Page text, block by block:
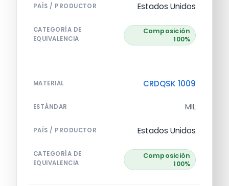
PAÍS / PRODUCTOR Estados Unidos
CATEGORÍA DE
EQUIVALENCIA
Composición
100%
MATERIAL CRDQSK 1009
ESTÁNDAR MIL
PAÍS / PRODUCTOR Estados Unidos
CATEGORÍA DE
EQUIVALENCIA
Composición
100%